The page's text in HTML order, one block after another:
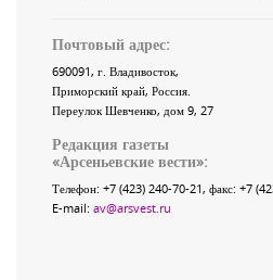
Почтовый адрес:
690091, г. Владивосток,
Приморский край, Россия.
Переулок Шевченко, дом 9, 27
Редакция газеты
«Арсеньевские вести»:
Телефон: +7 (423) 240-70-21, факс: +7
E-mail: av@arsvest.ru